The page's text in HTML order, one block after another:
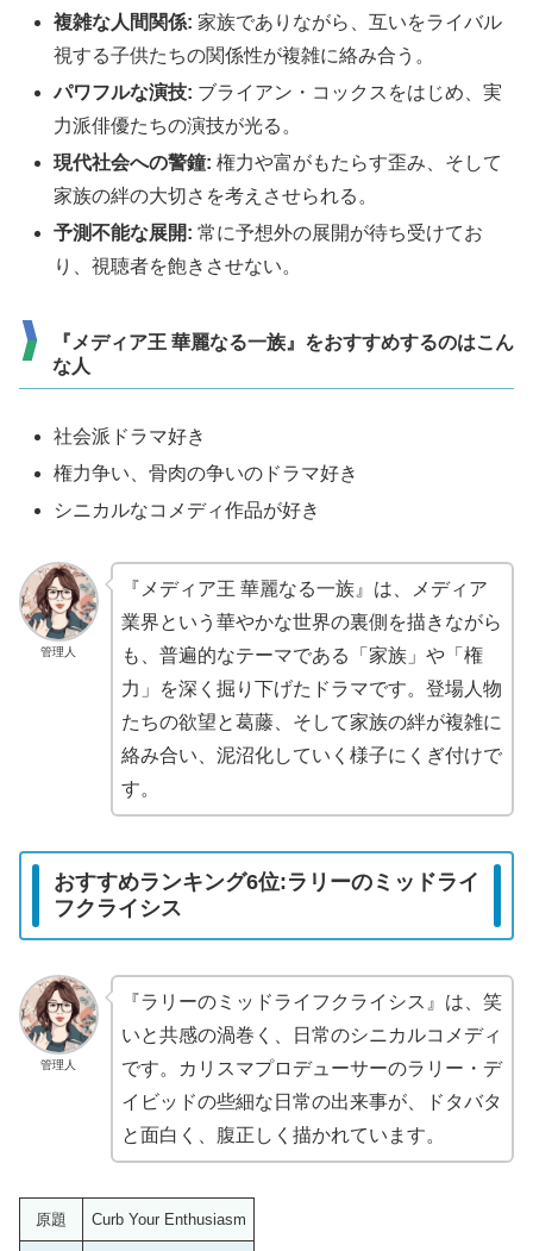
複雑な人間関係:家族でありながら、互いをライバル
視する子供たちの関係性が複雑に絡み合う。
パワフルな演技: ブライアン・コックスをはじめ、実
力派俳優たちの演技が光る。
現代社会への警鐘:権力や富がもたらす歪み、そして
家族の絆の大切さを考えさせられる。
予測不能な展開:常に予想外の展開が待ち受けてお
り、視聴者を飽きさせない。
『メディア王 華麗なる一族』をおすすめするのはこん
な人
社会派ドラマ好き
権力争い、骨肉の争いのドラマ好き
シニカルなコメディ作品が好き
管理人
『メディア王 華麗なる一族』は、メディア
業界という華やかな世界の裏側を描きながら
も、普遍的なテーマである「家族」や「権
力」を深く掘り下げたドラマです。登場人物
たちの欲望と葛藤、そして家族の絆が複雑に
絡み合い、泥沼化していく様子にくぎ付けで
す。
おすすめランキング6位:ラリーのミッドライ
フクライシス
管理人
『ラリーのミッドライフクライシス』は、笑
いと共感の渦巻く、日常のシニカルコメディ
です。カリスマプロデューサーのラリー・デ
イビッドの些細な日常の出来事が、ドタバタ
と面白く、腹正しく描かれています。
原題 Curb Your Enthusiasm